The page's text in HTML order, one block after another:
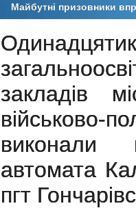
Майбутні призовники
закладів
виконали
автомата
пгт